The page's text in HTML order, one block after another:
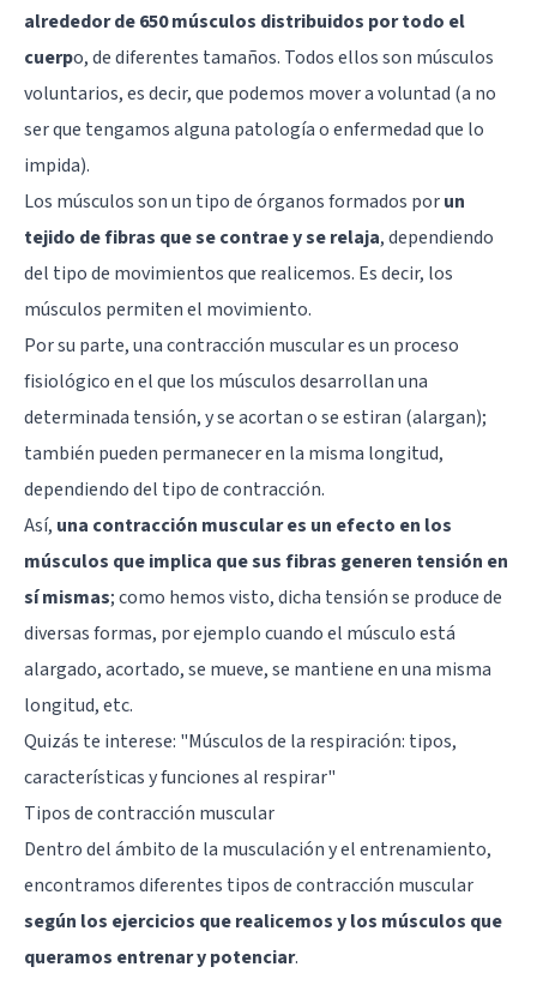
alrededor de 650 músculos distribuidos por todo el
cuerpo, de diferentes tamaños. Todos ellos son músculos
voluntarios, es decir, que podemos mover a voluntad (a no
ser que tengamos alguna patología o enfermedad que lo
impida).
Los músculos son un tipo de órganos formados porun
tejido de fibras que se contrae y se relaja, dependiendo
del tipo de movimientos que realicemos. Es decir, los
músculos permiten el movimiento.
Por su parte, una contracción muscular es un proceso
fisiológico en el que los músculos desarrollan una
determinada tensión, y se acortan o se estiran (alargan);
también pueden permanecer en la misma longitud,
dependiendo del tipo de contracción.
Así, una contracción muscular es un efecto en los
músculos que implica que sus fibras generen tensión en
sí mismas; como hemos visto, dicha tensión se produce de
diversas formas, por ejemplo cuando el músculo está
alargado, acortado, se mueve, se mantiene en una misma
longitud, etc.
Quizás te interese: "Músculos de la respiración: tipos,
características y funciones al respirar"
Tipos de contracción muscular
Dentro del ámbito de la musculación y el entrenamiento,
encontramos diferentes tipos de contracción muscular
según los ejercicios que realicemos y los músculos que
queramos entrenar y potenciar.